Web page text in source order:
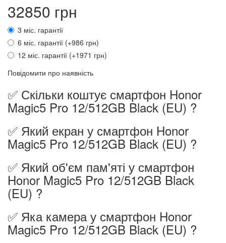
32850 грн
3 міс. гарантії
6 міс. гарантії (+986 грн)
12 міс. гарантії (+1971 грн)
Повідомити про наявність
✅ Скільки коштує смартфон Honor
Magic5 Pro 12/512GB Black (EU) ?
✅ Який екран у смартфон Honor
Magic5 Pro 12/512GB Black (EU) ?
✅ Який об'єм пам'яті у смартфон
Honor Magic5 Pro 12/512GB Black
(EU) ?
✅ Яка камера у смартфон Honor
Magic5 Pro 12/512GB Black (EU) ?